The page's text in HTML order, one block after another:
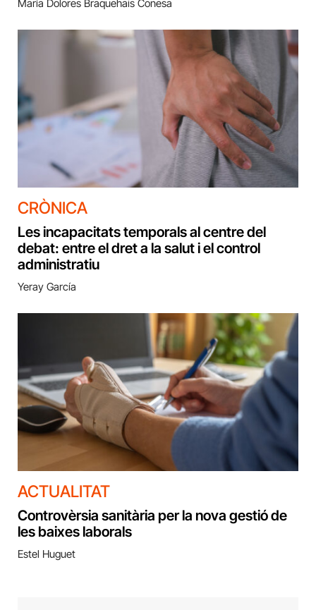
María Dolores Braquehais Conesa
CRÒNICA
Les incapacitats temporals al centre del
debat: entre el dret a la salut i el control
administratiu
Yeray García
ACTUALITAT
Controvèrsia sanitària per la nova gestió de
les baixes laborals
Estel Huguet